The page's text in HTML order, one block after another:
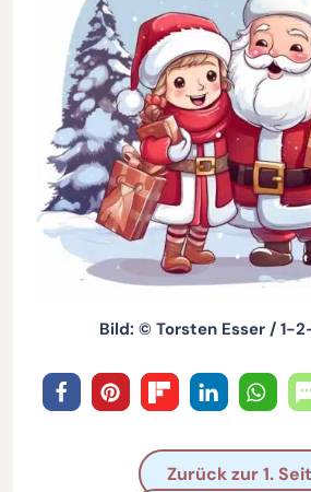
Bild: © Torsten Esser / 1-
Zurück zur 1.